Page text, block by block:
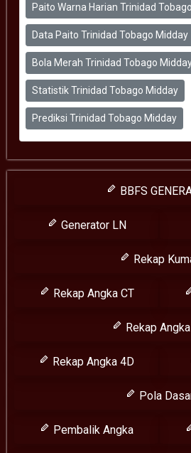
Paito Warna Harian Trinidad
Data Paito Trinidad Tobago Midday
Bola Merah Trinidad Tobago
Statistik Trinidad Tobago Midday
Prediksi Trinidad Tobago Midday
BBFS
Generator LN
Rekap
Rekap Angka CT
Rekap
Rekap Angka 4D
Pola
Pembalik Angka